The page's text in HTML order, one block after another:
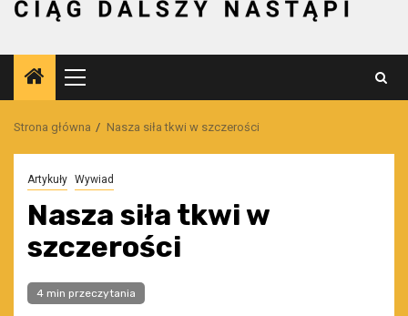
Menu
główne
Strona główna Nasza siła tkwi w szczerości
Artykuły Wywiad
Nasza siła tkwi w
szczerości
4 min przeczytania